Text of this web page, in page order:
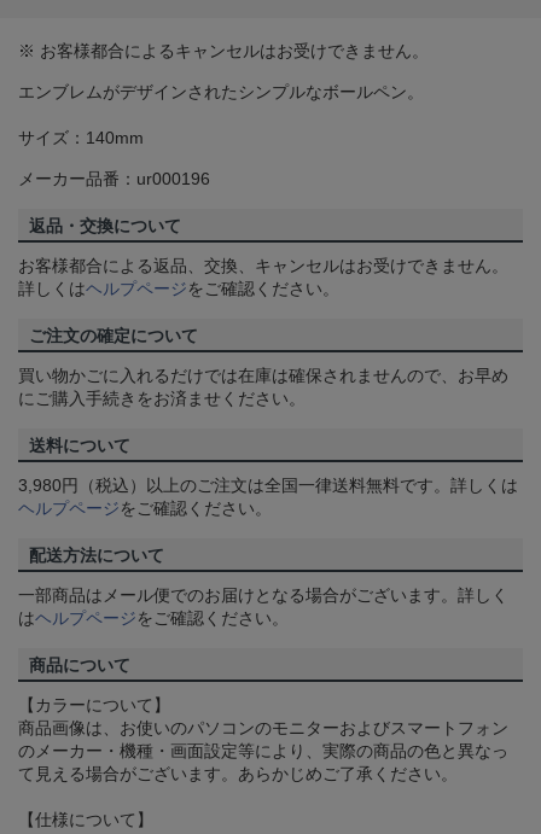
※ お客様都合によるキャンセルはお受けできません。
エンブレムがデザインされたシンプルなボールペン。
サイズ：140mm
メーカー品番：ur000196
返品・交換について
お客様都合による返品、交換、キャンセルはお受けできません。
詳しくはヘルプページをご確認ください。
ご注文の確定について
買い物かごに入れるだけでは在庫は確保されませんので、お早め
にご購入手続きをお済ませください。
送料について
3,980円（税込）以上のご注文は全国一律送料無料です。詳しくは
ヘルプページをご確認ください。
配送方法について
一部商品はメール便でのお届けとなる場合がございます。詳しく
はヘルプページをご確認ください。
商品について
【カラーについて】
商品画像は、お使いのパソコンのモニターおよびスマートフォン
のメーカー・機種・画面設定等により、実際の商品の色と異なっ
て見える場合がございます。あらかじめご了承ください。
【仕様について】